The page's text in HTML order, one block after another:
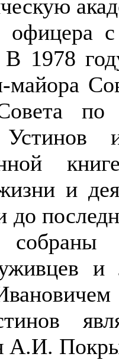
офицера
В 1978
майора
и
до
и
А.И.